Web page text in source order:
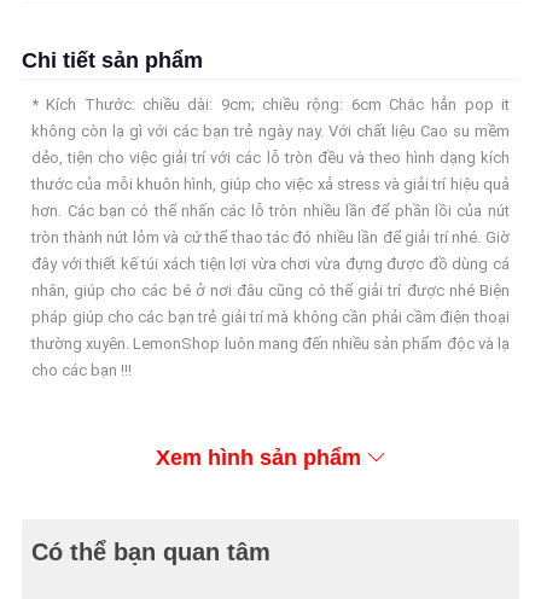
Chi tiết sản phẩm
* Kích Thước: chiều dài: 9cm; chiều rộng: 6cm Chắc hẳn pop it
không còn lạ gì với các bạn trẻ ngày nay. Với chất liệu Cao su mềm
dẻo, tiện cho việc giải trí với các lỗ tròn đều và theo hình dạng kích
thước của mỗi khuôn hình, giúp cho việc xả stress và giải trí hiệu quả
hơn. Các bạn có thể nhấn các lỗ tròn nhiều lần để phần lồi của nút
tròn thành nút lỏm và cứ thể thao tác đó nhiều lần để giải trí nhé. Giờ
đây với thiết kế túi xách tiện lợi vừa chơi vừa đựng được đồ dùng cá
nhân, giúp cho các bé ở nơi đâu cũng có thể giải trí được nhé Biện
pháp giúp cho các bạn trẻ giải trí mà không cần phải cầm điện thoại
thường xuyên. LemonShop luôn mang đến nhiều sản phẩm độc và lạ
cho các bạn !!!
Xem hình sản phẩm
Có thể bạn quan tâm